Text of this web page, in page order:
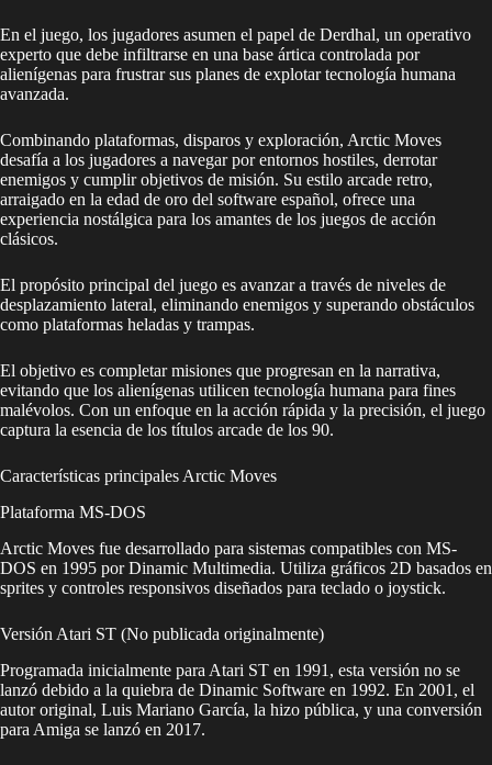
En el juego, los jugadores asumen el papel de Derdhal, un operativo
experto que debe infiltrarse en una base ártica controlada por
alienígenas para frustrar sus planes de explotar tecnología humana
avanzada.
Combinando plataformas, disparos y exploración, Arctic Moves
desafía a los jugadores a navegar por entornos hostiles, derrotar
enemigos y cumplir objetivos de misión. Su estilo arcade retro,
arraigado en la edad de oro del software español, ofrece una
experiencia nostálgica para los amantes de los juegos de acción
clásicos.
El propósito principal del juego es avanzar a través de niveles de
desplazamiento lateral, eliminando enemigos y superando obstáculos
como plataformas heladas y trampas.
El objetivo es completar misiones que progresan en la narrativa,
evitando que los alienígenas utilicen tecnología humana para fines
malévolos. Con un enfoque en la acción rápida y la precisión, el juego
captura la esencia de los títulos arcade de los 90.
Características principales Arctic Moves
Plataforma MS-DOS
Arctic Moves fue desarrollado para sistemas compatibles con MS-
DOS en 1995 por Dinamic Multimedia. Utiliza gráficos 2D basados en
sprites y controles responsivos diseñados para teclado o joystick.
Versión Atari ST (No publicada originalmente)
Programada inicialmente para Atari ST en 1991, esta versión no se
lanzó debido a la quiebra de Dinamic Software en 1992. En 2001, el
autor original, Luis Mariano García, la hizo pública, y una conversión
para Amiga se lanzó en 2017.